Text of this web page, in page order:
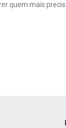
quem mais